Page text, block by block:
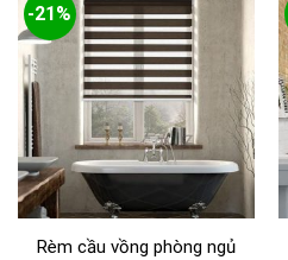
-21%
Rèm cầu vồng phòng ngủ